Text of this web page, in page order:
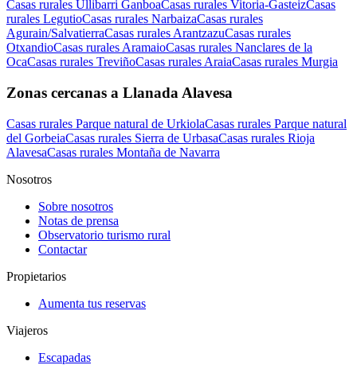
Casas rurales Ullibarri GanboaCasas rurales Vitoria-GasteizCasas
rurales LegutioCasas rurales NarbaizaCasas rurales
Agurain/SalvatierraCasas rurales ArantzazuCasas rurales
OtxandioCasas rurales AramaioCasas rurales Nanclares de la
OcaCasas rurales TreviñoCasas rurales AraiaCasas rurales Murgia
Zonas cercanas a Llanada Alavesa
Casas rurales Parque natural de UrkiolaCasas rurales Parque natural
del GorbeiaCasas rurales Sierra de UrbasaCasas rurales Rioja
AlavesaCasas rurales Montaña de Navarra
Nosotros
Sobre nosotros
Notas de prensa
Observatorio turismo rural
Contactar
Propietarios
Aumenta tus reservas
Viajeros
Escapadas